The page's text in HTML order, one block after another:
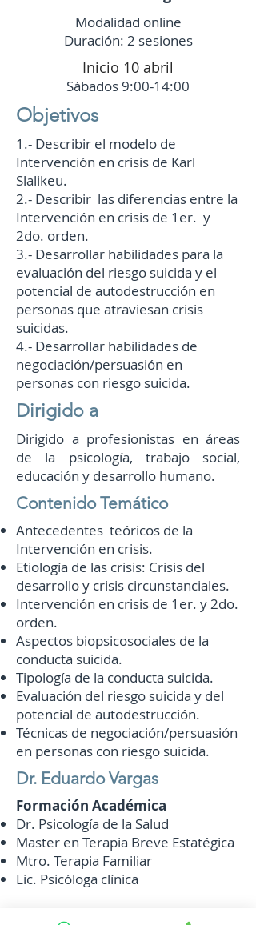
Modalidad online
Duración: 2 sesiones
Inicio 10 abril
Sábados 9:00-14:00
Objetivos
1.- Describir el modelo de
Intervención en crisis de Karl
Slalikeu.
2.- Describir las diferencias entre la
Intervención en crisis de 1er. y
2do. orden.
3.- Desarrollar habilidades para la
evaluación del riesgo suicida y el
potencial de autodestrucción en
personas que atraviesan crisis
suicidas.
4.- Desarrollar habilidades de
negociación/persuasión en
personas con riesgo suicida.
Dirigido a
Dirigido a profesionistas en áreas
de la psicología, trabajo social,
educación y desarrollo humano.
Contenido Temático
Antecedentes teóricos de la
Intervención en crisis.
Etiología de las crisis: Crisis del
desarrollo y crisis circunstanciales.
Intervención en crisis de 1er. y 2do.
orden.
Aspectos biopsicosociales de la
conducta suicida.
Tipología de la conducta suicida.
Evaluación del riesgo suicida y del
potencial de autodestrucción.
Técnicas de negociación/persuasión
en personas con riesgo suicida.
Dr. Eduardo Vargas
Formación Académica
Dr. Psicología de la Salud
Master en Terapia Breve Estatégica
Mtro. Terapia Familiar
Lic. Psicóloga clínica